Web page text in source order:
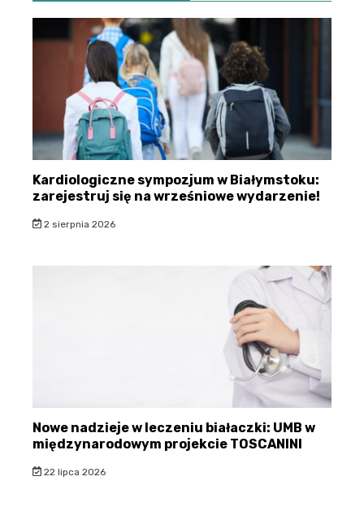
Kardiologiczne sympozjum w Białymstoku:
zarejestruj się na wrześniowe wydarzenie!
2 sierpnia 2026
Nowe nadzieje w leczeniu białaczki: UMB w
międzynarodowym projekcie TOSCANINI
22 lipca 2026